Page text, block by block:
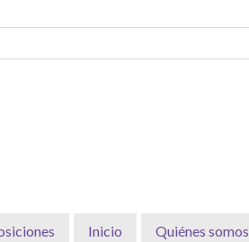
Inicio Quiénes somos